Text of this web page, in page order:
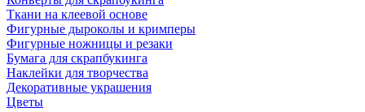
Ткани на клеевой основе
Фигурные дыроколы и кримперы
Фигурные ножницы и резаки
Бумага для скрапбукинга
Наклейки для творчества
Декоративные украшения
Цветы